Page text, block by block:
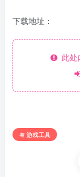
下载地址：
此
游戏工具